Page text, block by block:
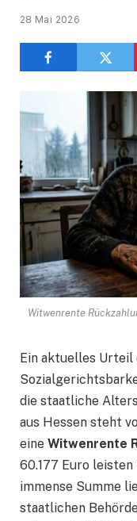
28 Mai 2026
Witwenrente
Ein aktuelles
die staatliche
aus Hessen steht
eine Witwenrente
60.177 Euro leisten
immense Summe
staatlichen